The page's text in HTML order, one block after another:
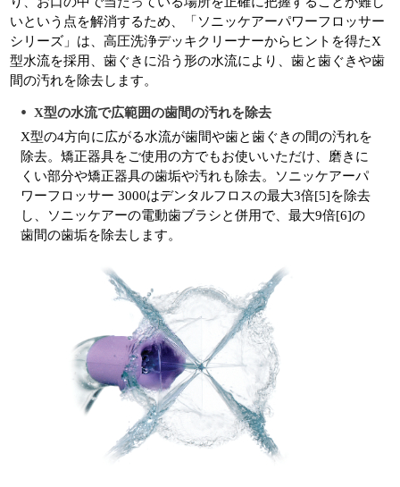
いという点を解消するため、「ソニッケアーパワーフロッサー
シリーズ」は、高圧洗浄デッキクリーナーからヒントを得たX
型水流を採用、歯ぐきに沿う形の水流により、歯と歯ぐきや歯
間の汚れを除去します。
X型の水流で広範囲の歯間の汚れを除去
X型の4方向に広がる水流が歯間や歯と歯ぐきの間の汚れを
除去。矯正器具をご使用の方でもお使いいただけ、磨きに
くい部分や矯正器具の歯垢や汚れも除去。ソニッケアーパ
ワーフロッサー 3000はデンタルフロスの最大3倍[5]を除去
し、ソニッケアーの電動歯ブラシと併用で、最大9倍[6]の
歯間の歯垢を除去します。